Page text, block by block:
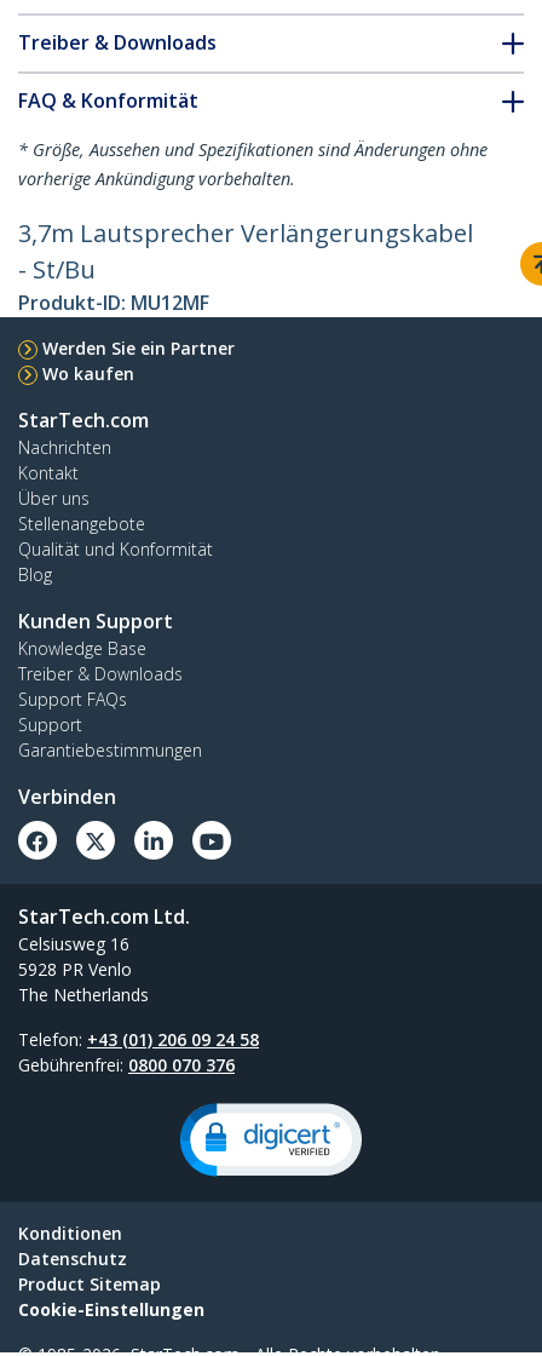
Treiber & Downloads
FAQ & Konformität
* Größe, Aussehen und Spezifikationen sind Änderungen ohne
vorherige Ankündigung vorbehalten.
3,7m Lautsprecher Verlängerungskabel
- St/Bu
Produkt-ID: MU12MF
Werden Sie ein Partner
Wo kaufen
StarTech.com
Nachrichten
Kontakt
Über uns
Stellenangebote
Qualität und Konformität
Blog
Kunden Support
Knowledge Base
Treiber & Downloads
Support FAQs
Support
Garantiebestimmungen
Verbinden
StarTech.com Ltd.
Celsiusweg 16
5928 PR Venlo
The Netherlands
Telefon: +43 (01) 206 09 24 58
Gebührenfrei: 0800 070 376
Konditionen
Datenschutz
Product Sitemap
Cookie-Einstellungen